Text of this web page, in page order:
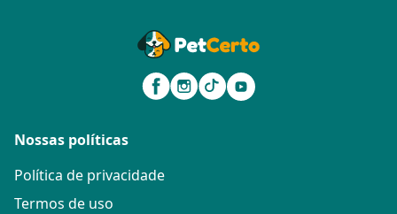
Nossas políticas
Política de privacidade
Termos de uso